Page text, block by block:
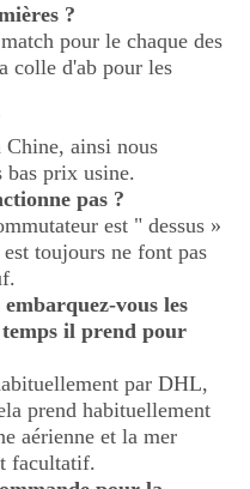
?
pour le chaque des
colle d'ab pour les
Chine, ainsi nous
prix usine.
pas ?
est " dessus »
toujours ne font pas
vous les
il prend pour
par DHL,
prend habituellement
aérienne et la mer
facultatif.